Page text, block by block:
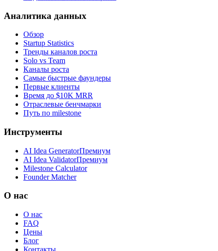
Аналитика данных
Обзор
Startup Statistics
Тренды каналов роста
Solo vs Team
Каналы роста
Самые быстрые фаундеры
Первые клиенты
Время до $10K MRR
Отраслевые бенчмарки
Путь по milestone
Инструменты
AI Idea GeneratorПремиум
AI Idea ValidatorПремиум
Milestone Calculator
Founder Matcher
О нас
О нас
FAQ
Цены
Блог
Контакты